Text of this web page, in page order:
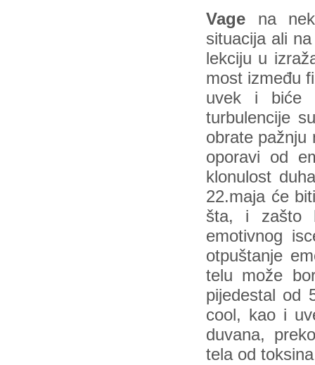
Vage na
situacija ali
lekciju u
most između
uvek i biće
turbulencije
obrate pažnju
oporavi od
klonulost
22.maja će
šta, i zašto
emotivnog
otpuštanje
telu može
pijedestal od
cool, kao i
duvana,
tela od